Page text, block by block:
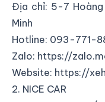
Địa chỉ: 5-7 Hoàng
Minh
Hotline: 093-771-
Zalo: https://
Website: https://
2. NICE CAR